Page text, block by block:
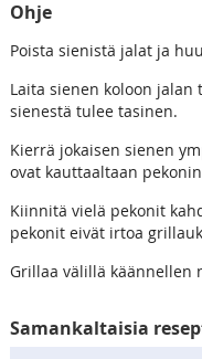
Ohje
Poista sienistä jalat ja
Laita sienen koloon
sienestä tulee tasinen.
Kierrä jokaisen sienen
ovat kauttaaltaan
Kiinnitä vielä pekonit
pekonit eivät irtoa
Grillaa välillä käännellen
Samankaltaisia